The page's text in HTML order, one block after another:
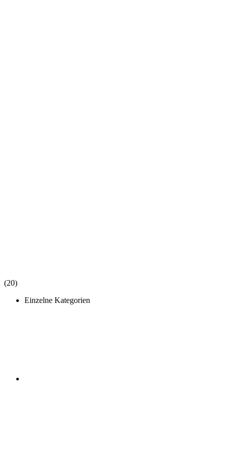
(20)
Einzelne Kategorien